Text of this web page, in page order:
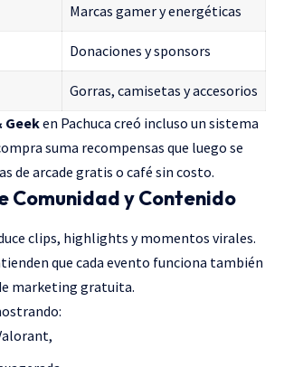
Marcas gamer y energéticas
Donaciones y sponsors
Gorras, camisetas y accesorios
Geeken Pachuca creó incluso un sistema
suma recompensas que luego se
de arcade gratis o café sin costo.
Comunidad y Contenido
clips, highlights y momentos virales.
que cada evento funciona también
marketing gratuita.